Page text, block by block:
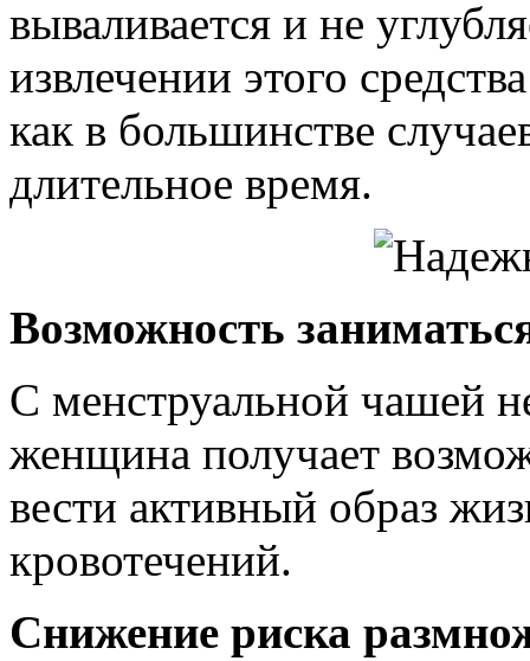
вываливается и не
извлечении этого
как в большинстве
длительное время.
Возможность
С менструальной чашей
женщина получает
вести активный образ
кровотечений.
Снижение риска